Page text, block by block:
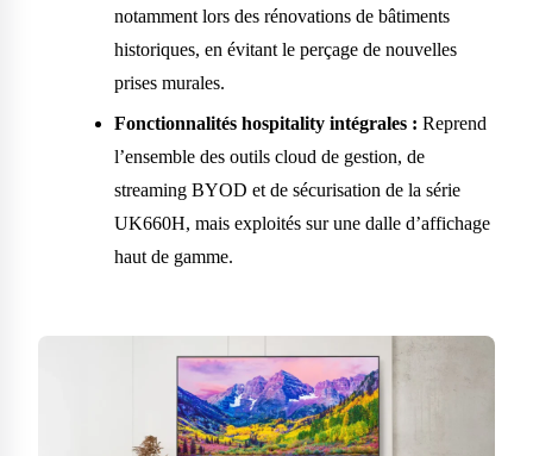
notamment lors des rénovations de bâtiments
historiques, en évitant le perçage de nouvelles
prises murales.
Fonctionnalités hospitality intégrales : Reprend
l’ensemble des outils cloud de gestion, de
streaming BYOD et de sécurisation de la série
UK660H, mais exploités sur une dalle d’affichage
haut de gamme.